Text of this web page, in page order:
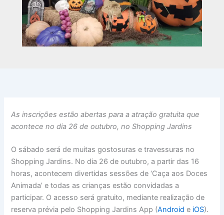
As inscrições estão abertas para a atração gratuita que
acontece no dia 26 de outubro, no Shopping Jardins
O sábado será de muitas gostosuras e travessuras no
Shopping Jardins. No dia 26 de outubro, a partir das 16
horas, acontecem divertidas sessões de ‘Caça aos Doces
Animada’ e todas as crianças estão convidadas a
participar. O acesso será gratuito, mediante realização de
reserva prévia pelo Shopping Jardins App (Android e iOS).